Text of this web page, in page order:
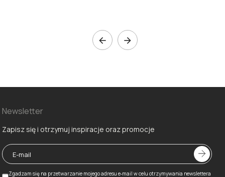
 
Newsletter
Zapisz się i otrzymuj inspiracje oraz promocje
Zgadzam się na przetwarzanie mojego adresu e‑mail w celu otrzymywania newslettera